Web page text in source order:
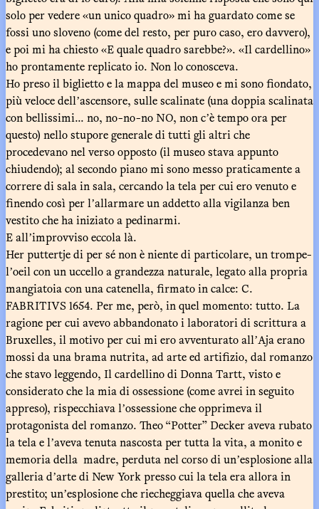
solo per vedere «un unico quadro» mi ha guardato come se
fossi uno sloveno (come del resto, per puro caso, ero davvero),
e poi mi ha chiesto «E quale quadro sarebbe?». «Il cardellino»
ho prontamente replicato io. Non lo conosceva.
Ho preso il biglietto e la mappa del museo e mi sono fiondato,
più veloce dellʼascensore, sulle scalinate (una doppia scalinata
con bellissimi... no, no-no-no NO, non cʼè tempo ora per
questo) nello stupore generale di tutti gli altri che
procedevano nel verso opposto (il museo stava appunto
chiudendo); al secondo piano mi sono messo praticamente a
correre di sala in sala, cercando la tela per cui ero venuto e
finendo così per lʼallarmare un addetto alla vigilanza ben
vestito che ha iniziato a pedinarmi.
E allʼimprovviso eccola là.
Her puttertje di per sé non è niente di particolare, un trompe-
lʼoeil con un uccello a grandezza naturale, legato alla propria
mangiatoia con una catenella, firmato in calce: C.
FABRITIVS 1654. Per me, però, in quel momento: tutto. La
ragione per cui avevo abbandonato i laboratori di scrittura a
Bruxelles, il motivo per cui mi ero avventurato allʼAja erano
mossi da una brama nutrita, ad arte ed artifizio, dal romanzo
che stavo leggendo, Il cardellino di Donna Tartt, visto e
considerato che la mia di ossessione (come avrei in seguito
appreso), rispecchiava lʼossessione che opprimeva il
protagonista del romanzo. Theo “Potter” Decker aveva rubato
la tela e lʼaveva tenuta nascosta per tutta la vita, a monito e
memoria della madre, perduta nel corso di unʼesplosione alla
galleria dʼarte di New York presso cui la tela era allora in
prestito; unʼesplosione che riecheggiava quella che aveva